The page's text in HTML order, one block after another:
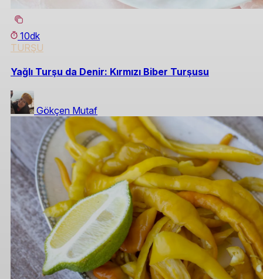
10dk
TURŞU
Yağlı Turşu da Denir: Kırmızı Biber Turşusu
Gökçen Mutaf